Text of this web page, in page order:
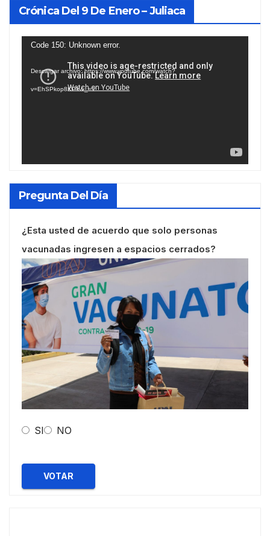
Crónica Del 9 De Enero – Juliaca
Reproductor
vídeo
Code 150: Unknown error.
Descargar archivo: https://www.youtube.com/watch?
v=EhSPkop8KPY&_=1
Pregunta Del Día
¿Esta usted de acuerdo que solo personas
vacunadas ingresen a espacios cerrados?
SI NO
VOTAR